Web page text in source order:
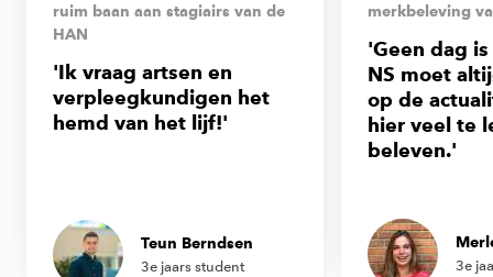
ruim baan aan stagiairs van de
HAN
'Ik vraag artsen en
verpleegkundigen het
hemd van het lijf!'
Teun Berndsen
3e jaars student
merkbeleving
'Geen dag
NS moet
op de
hier veel te
beleven.'
3e